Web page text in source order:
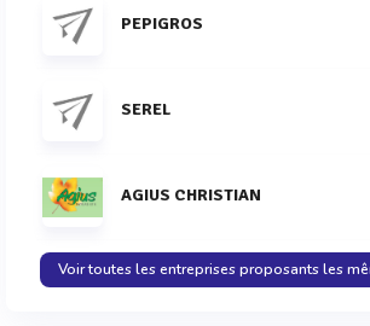
PEPIGROS
SEREL
AGIUS CHRISTIAN
Voir toutes les entreprises proposants les